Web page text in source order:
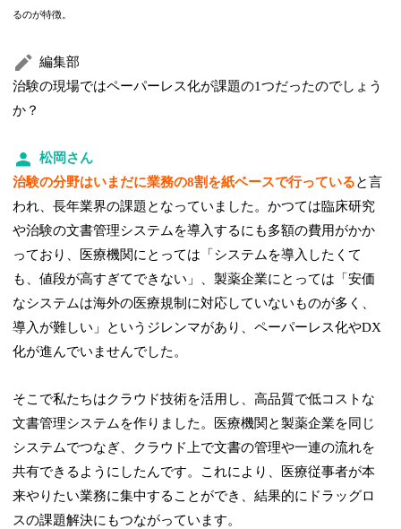
るのが特徴。
編集部
治験の現場ではペーパーレス化が課題の1つだったのでしょう
か？
松岡さん
治験の分野はいまだに業務の8割を紙ベースで行っていると言
われ、長年業界の課題となっていました。かつては臨床研究
や治験の文書管理システムを導入するにも多額の費用がかか
っており、医療機関にとっては「システムを導入したくて
も、値段が高すぎてできない」、製薬企業にとっては「安価
なシステムは海外の医療規制に対応していないものが多く、
導入が難しい」というジレンマがあり、ペーパーレス化やDX
化が進んでいませんでした。
そこで私たちはクラウド技術を活用し、高品質で低コストな
文書管理システムを作りました。医療機関と製薬企業を同じ
システムでつなぎ、クラウド上で文書の管理や一連の流れを
共有できるようにしたんです。これにより、医療従事者が本
来やりたい業務に集中することができ、結果的にドラッグロ
スの課題解決にもつながっています。